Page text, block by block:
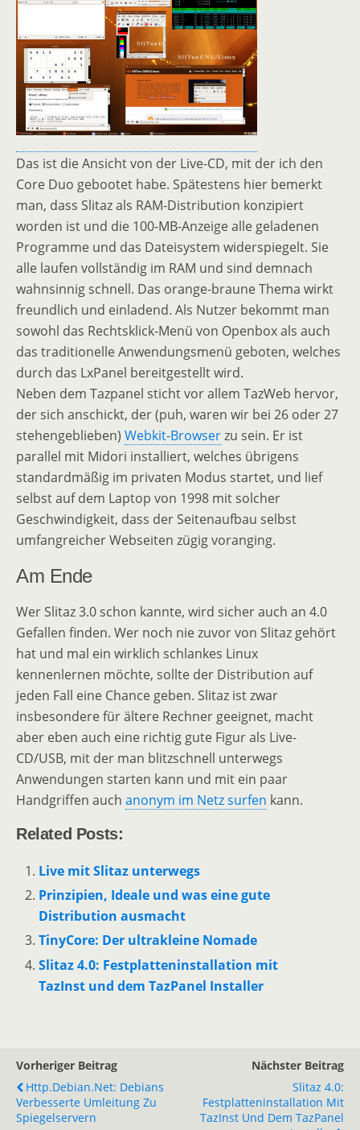
Das ist die Ansicht von der Live-CD, mit der ich den
Core Duo gebootet habe. Spätestens hier bemerkt
man, dass Slitaz als RAM-Distribution konzipiert
worden ist und die 100-MB-Anzeige alle geladenen
Programme und das Dateisystem widerspiegelt. Sie
alle laufen vollständig im RAM und sind demnach
wahnsinnig schnell. Das orange-braune Thema wirkt
freundlich und einladend. Als Nutzer bekommt man
sowohl das Rechtsklick-Menü von Openbox als auch
das traditionelle Anwendungsmenü geboten, welches
durch das LxPanel bereitgestellt wird.
Neben dem Tazpanel sticht vor allem TazWeb hervor,
der sich anschickt, der (puh, waren wir bei 26 oder 27
stehengeblieben) Webkit-Browserzu sein. Er ist
parallel mit Midori installiert, welches übrigens
standardmäßig im privaten Modus startet, und lief
selbst auf dem Laptop von 1998 mit solcher
Geschwindigkeit, dass der Seitenaufbau selbst
umfangreicher Webseiten zügig voranging.
Am Ende
Wer Slitaz 3.0 schon kannte, wird sicher auch an 4.0
Gefallen finden. Wer noch nie zuvor von Slitaz gehört
hat und mal ein wirklich schlankes Linux
kennenlernen möchte, sollte der Distribution auf
jeden Fall eine Chance geben. Slitaz ist zwar
insbesondere für ältere Rechner geeignet, macht
aber eben auch eine richtig gute Figur als Live-
CD/USB, mit der man blitzschnell unterwegs
Anwendungen starten kann und mit ein paar
Handgriffen auch anonym im Netz surfen kann.
Related Posts:
Live mit Slitaz unterwegs
Prinzipien, Ideale und was eine gute
Distribution ausmacht
TinyCore: Der ultrakleine Nomade
Slitaz 4.0: Festplatteninstallation mit
TazInst und dem TazPanel Installer
Vorheriger Beitrag
Http.debian.net: Debians
Verbesserte Umleitung Zu
Spiegelservern
Nächster Beitrag
Slitaz 4.0:
Festplatteninstallation Mit
TazInst Und Dem TazPanel